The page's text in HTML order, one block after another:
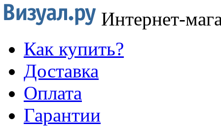
Интернет-
Как купить?
Доставка
Оплата
Гарантии